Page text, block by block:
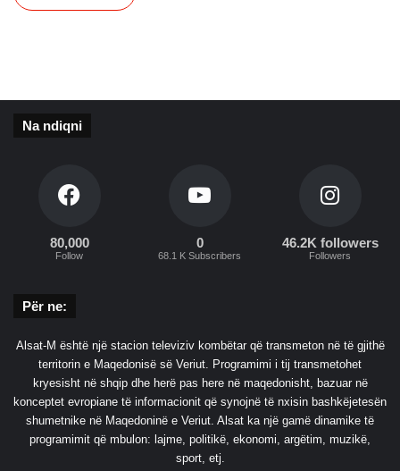
Na ndiqni
80,000
Follow
0
68.1 K Subscribers
46.2K followers
Followers
Për ne:
Alsat-M është një stacion televiziv kombëtar që transmeton në të gjithë
territorin e Maqedonisë së Veriut. Programimi i tij transmetohet
kryesisht në shqip dhe herë pas here në maqedonisht, bazuar në
konceptet evropiane të informacionit që synojnë të nxisin bashkëjetesën
shumetnike në Maqedoninë e Veriut. Alsat ka një gamë dinamike të
programimit që mbulon: lajme, politikë, ekonomi, argëtim, muzikë,
sport, etj.